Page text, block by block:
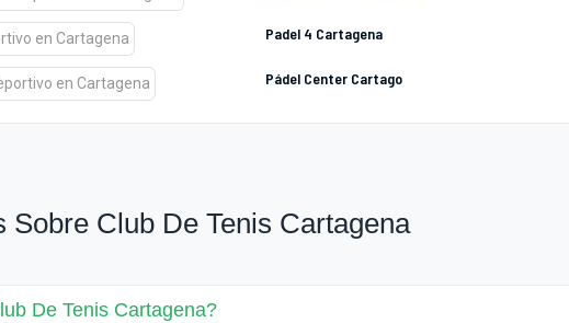
Padel 4 Cartagena
Pádel Center Cartago
Sobre Club De Tenis Cartagena
De Tenis Cartagena?